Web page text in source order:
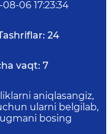
06 17:23:34
24
vaqt: 7
aniqlasangiz,
ularni belgilab,
bosing